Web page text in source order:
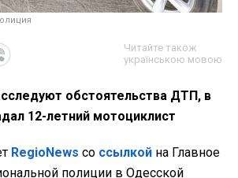
Читайте також
українською мовою
обстоятельства ДТП, в
12-летний мотоциклист
RegioNews со ссылкой на Главное
полиции в Одесской